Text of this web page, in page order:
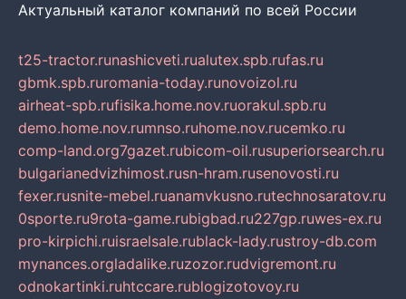
Актуальный каталог компаний по всей России
t25-tractor.runashicveti.rualutex.spb.rufas.ru
gbmk.spb.ruromania-today.runovoizol.ru
airheat-spb.rufisika.home.nov.ruorakul.spb.ru
demo.home.nov.rumnso.ruhome.nov.rucemko.ru
comp-land.org7gazet.rubicom-oil.rusuperiorsearch.ru
bulgarianedvizhimost.rusn-hram.rusenovosti.ru
fexer.rusnite-mebel.ruanamvkusno.rutechnosaratov.ru
0sporte.ru9rota-game.rubigbad.ru227gp.ruwes-ex.ru
pro-kirpichi.ruisraelsale.rublack-lady.rustroy-db.com
mynances.orgladalike.ruzozor.rudvigremont.ru
odnokartinki.ruhtccare.rublogizotovoy.ru